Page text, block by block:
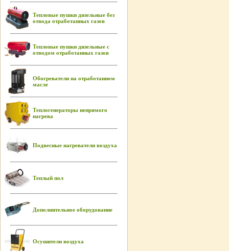
Тепловые пушки дизельные без
отвода отработанных газов
Тепловые пушки дизельные с
отводом отработанных газов
Обогреватели на отработанном
масле
Теплогенераторы непрямого
нагрева
Подвесные нагреватели воздуха
Теплый пол
Дополнительное оборудование
Осушители воздуха